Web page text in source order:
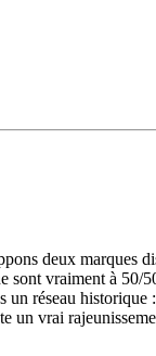
deux marques
sont vraiment à 50/
réseau historique
un vrai